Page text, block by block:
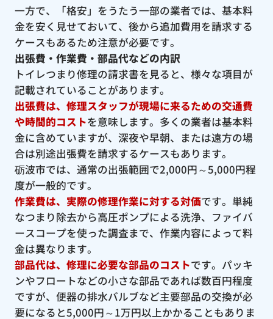
一方で、「格安」をうたう一部の業者では、基本料
金を安く見せておいて、後から追加費用を請求する
ケースもあるため注意が必要です。
出張費・作業費・部品代などの内訳
トイレつまり修理の請求書を見ると、様々な項目が
記載されていることがあります。
出張費は、修理スタッフが現場に来るための交通費
や時間的コストを意味します。多くの業者は基本料
金に含めていますが、深夜や早朝、または遠方の場
合は別途出張費を請求するケースもあります。
砺波市では、通常の出張範囲で2,000円～5,000円程
度が一般的です。
作業費は、実際の修理作業に対する対価です。単純
なつまり除去から高圧ポンプによる洗浄、ファイバ
ースコープを使った調査まで、作業内容によって料
金は異なります。
部品代は、修理に必要な部品のコストです。パッキ
ンやフロートなどの小さな部品であれば数百円程度
ですが、便器の排水バルブなど主要部品の交換が必
要になると5,000円～1万円以上かかることもありま